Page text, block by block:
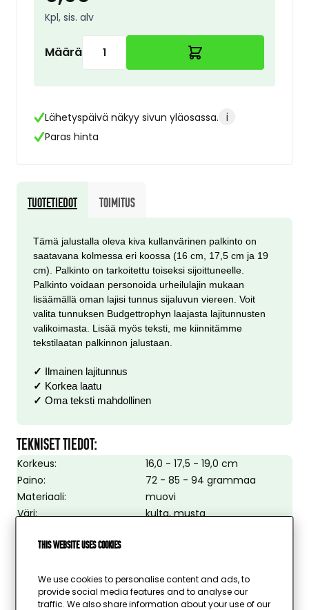
This website uses cookies
We use cookies to personalise content and ads, to
provide social media features and to analyse our
traffic. We also share information about your use of our
Kpl, sis. alv
Määrä
Lähetyspäivä näkyy sivun yläosassa. i
Paras hinta
Tämä jalustalla oleva kiva kullanvärinen palkinto on
saatavana kolmessa eri koossa (16 cm, 17,5 cm ja 19
cm). Palkinto on tarkoitettu toiseksi sijoittuneelle.
Palkinto voidaan personoida urheilulajin mukaan
lisäämällä oman lajisi tunnus sijaluvun viereen. Voit
valita tunnuksen Budgettrophyn laajasta lajitunnusten
valikoimasta. Lisää myös teksti, me kiinnitämme
tekstilaatan palkinnon jalustaan.
✓
Ilmainen lajitunnus
✓ Korkea laatu
✓ Oma teksti mahdollinen
Tuotetiedot Toimitus
TEKNISET TIEDOT:
Korkeus:
16,0 - 17,5 - 19,0 cm
Paino:
72 - 85 - 94 grammaa
Materiaali:
muovi
Väri:
kulta, musta
Kuva mahdollinen:
Tekstilaatta:
kyllä
Tekstilaatan väri:
kulta